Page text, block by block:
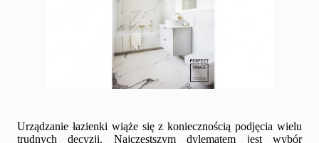
Urządzanie łazienki wiąże się z koniecznością podjęcia wielu
trudnych decyzji. Najczęstszym dylematem jest wybór